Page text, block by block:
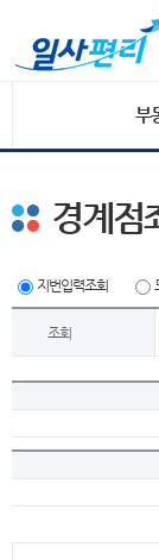
부
경계점
지번입력조회
조회